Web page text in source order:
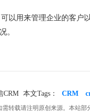
以用来管理企业的客户
。
CRM 本文Tags： CRM
需转载请注明原创来源。本站